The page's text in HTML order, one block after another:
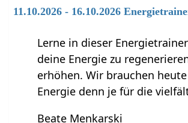
11.10.2026 - 16.10.2026
Lerne in dieser
deine Energie zu
erhöhen. Wir brauchen
Energie denn je für die
Beate Menkarski